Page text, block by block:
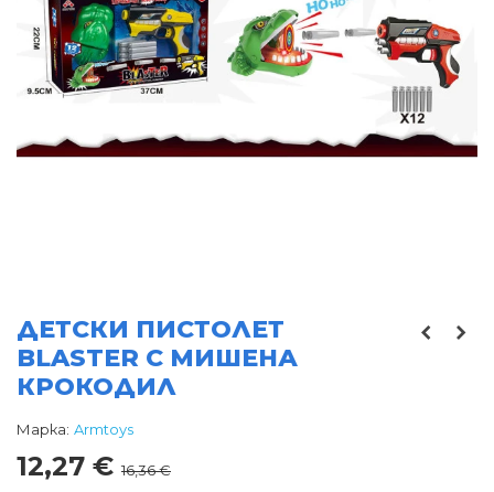
ДЕТСКИ ПИСТОЛЕТ
BLASTER С МИШЕНА
КРОКОДИЛ
Марка: Armtoys
12,27 € 16,36 €